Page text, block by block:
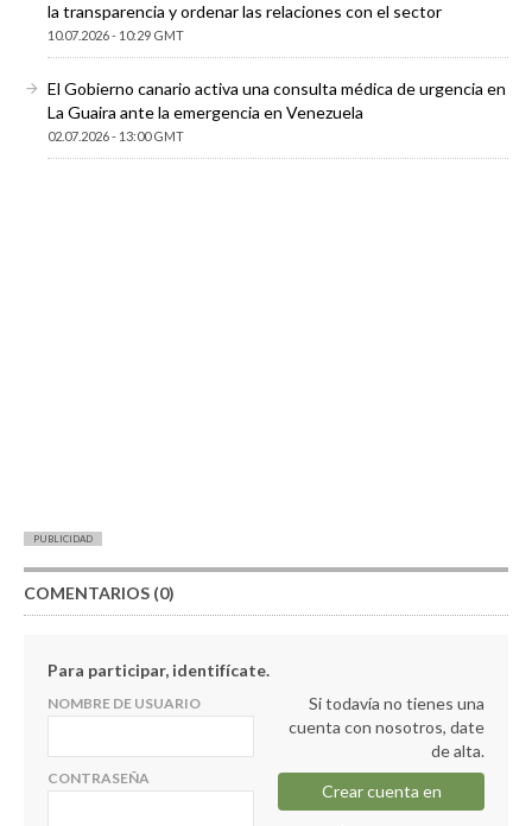
la transparencia y ordenar las relaciones con el sector
10.07.2026 - 10:29 GMT
El Gobierno canario activa una consulta médica de urgencia en
La Guaira ante la emergencia en Venezuela
02.07.2026 - 13:00 GMT
PUBLICIDAD
COMENTARIOS (0)
Para participar, identifícate.
NOMBRE DE USUARIO
CONTRASEÑA
Si todavía no tienes una
cuenta con nosotros, date
de alta.
Crear cuenta en